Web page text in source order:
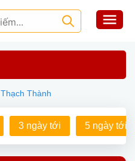
Thạch Thành
3 ngày tới 5 ngày tới